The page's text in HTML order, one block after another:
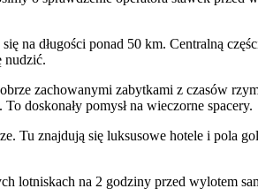
na długości ponad 50 km. Centralną
nudzić.
zachowanymi zabytkami z czasów
doskonały pomysł na wieczorne spacery.
Tu znajdują się luksusowe hotele i pola
lotniskach na 2 godziny przed wylotem